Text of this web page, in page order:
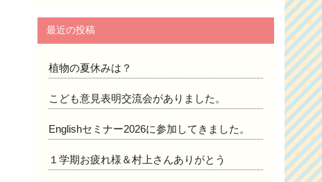
最近の投稿
植物の夏休みは？
こども意見表明交流会がありました。
Englishセミナー2026に参加してきました。
１学期お疲れ様＆村上さんありがとう